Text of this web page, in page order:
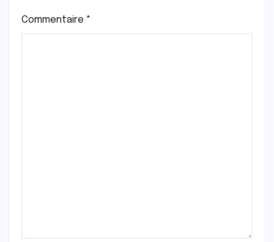
Commentaire *